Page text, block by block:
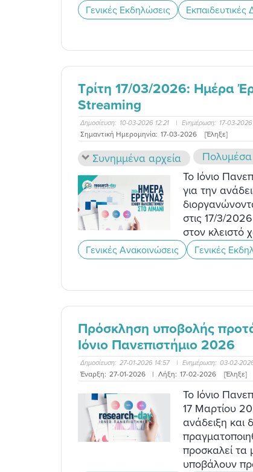
Γενικές Εκδηλώσεις Εκπαιδευτικές
Τρίτη 17/03/2026: Ημέρα
Streaming
Δημοσίευση: 10-03-2026 12:21 | Ενημέρωση: 17-03-2026
Σημαντική Ημερομηνία: 17-03-2026 [Έληξε]
Συνημμένα αρχεία
Πολυμέσα
Το Ιόνιο
για την
στις 17/3/
στον κλειστό
Γενικές Ανακοινώσεις Γενικές
Πρόσκληση υποβολής
Ιόνιο Πανεπιστήμιο 2026
Δημοσίευση: 27-01-2026 14:57 | Ενημέρωση: 03-02-
Έναρξη: 27-01-2026 | Λήξη: 17-02-2026 [Έληξε]
Το Ιόνιο
17 Μαρτίου
ανάδειξη και
προσκαλεί τα
υποβάλουν